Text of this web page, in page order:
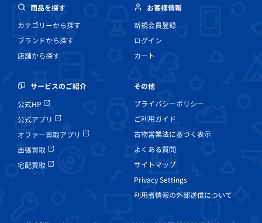
商品を探す
カテゴリーから探す
ブランドから探す
店舗から探す
お客様情報
新規会員登録
ログイン
カート
サービスのご紹介
公式HP
公式アプリ
オファー買取アプリ
出張買取
宅配買取
その他
プライバシーポリシー
ご利用ガイド
古物営業法に基づく表示
よくある質問
サイトマップ
Privacy Settings
利用者情報の外部送信について